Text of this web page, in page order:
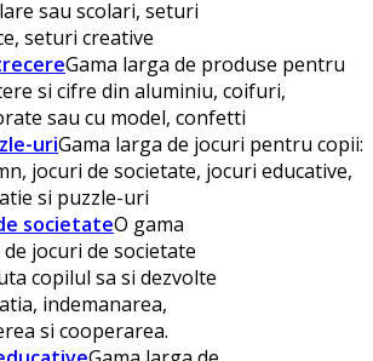
sau scolari, seturi
seturi creative
Gama larga de produse pentru
si cifre din aluminiu, coifuri,
sau cu model, confetti
uriGama larga de jocuri pentru copii:
jocuri de societate, jocuri educative,
si puzzle-uri
societateO gama
jocuri de societate
copilul sa si dezvolte
indemanarea,
si cooperarea.